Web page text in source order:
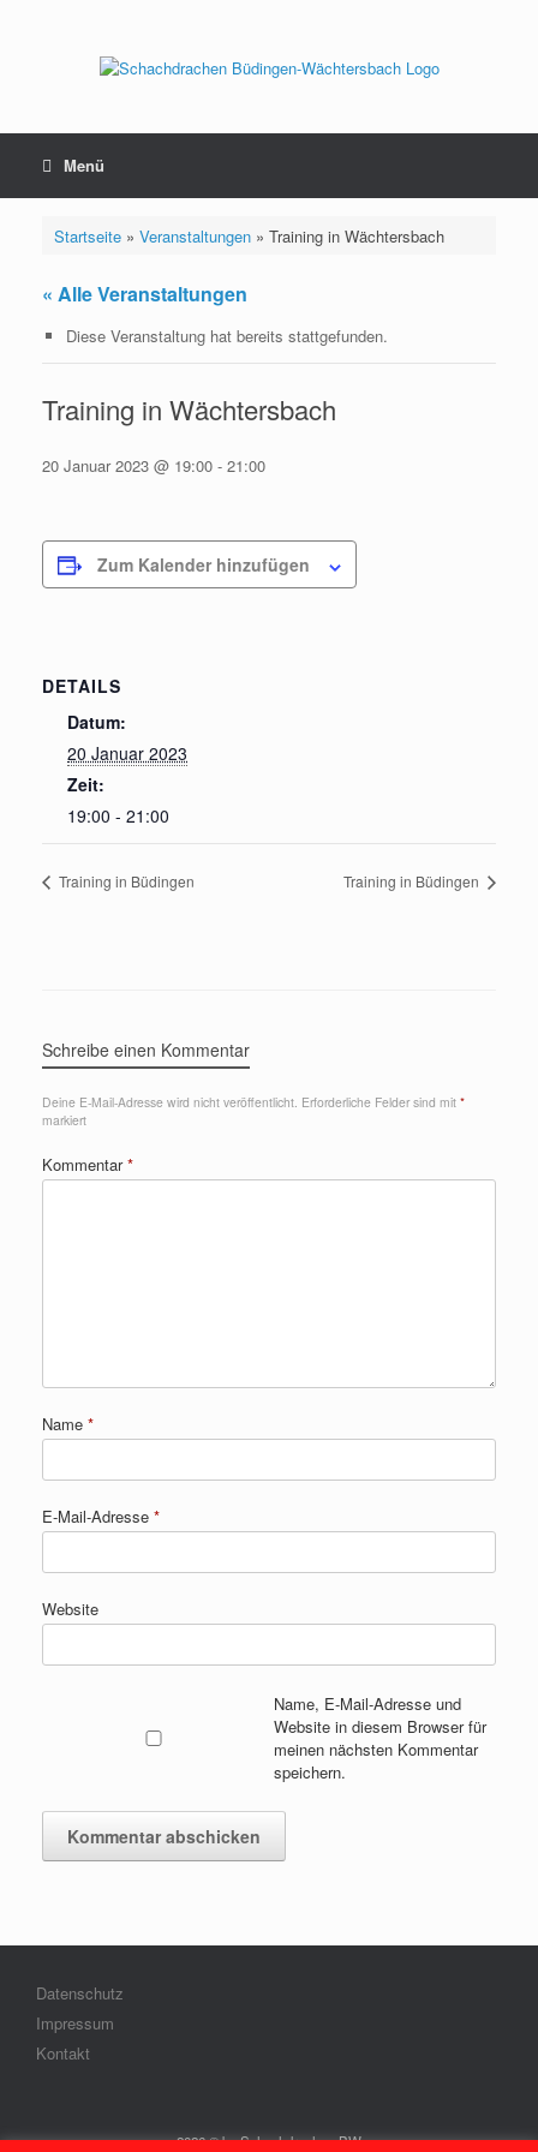
Menü
Startseite» Veranstaltungen» Training in Wächtersbach
« Alle Veranstaltungen
Diese Veranstaltung hat bereits stattgefunden.
Training in Wächtersbach
20 Januar 2023 @ 19:00 - 21:00
Zum Kalender hinzufügen
DETAILS
Datum:
20 Januar 2023
Zeit:
19:00 - 21:00
Training in Büdingen Training in Büdingen
Schreibe einen Kommentar
Deine E-Mail-Adresse wird nicht veröffentlicht. Erforderliche Felder sind mit *
markiert
Kommentar*
Name *
E-Mail-Adresse *
Website
Name, E-Mail-Adresse und
Website in diesem Browser für
meinen nächsten Kommentar
speichern.
Datenschutz
Impressum
Kontakt
2026 © by Schachdrachen-BW